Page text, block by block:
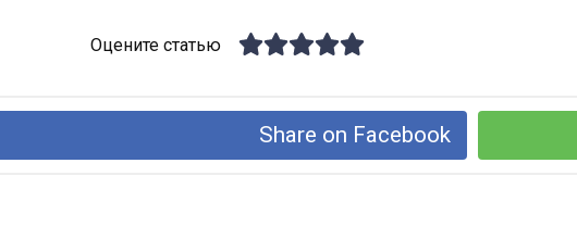
Оцените статью
Share on Facebook